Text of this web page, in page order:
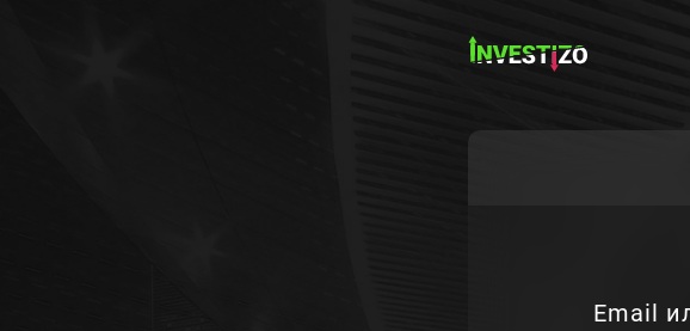
Email